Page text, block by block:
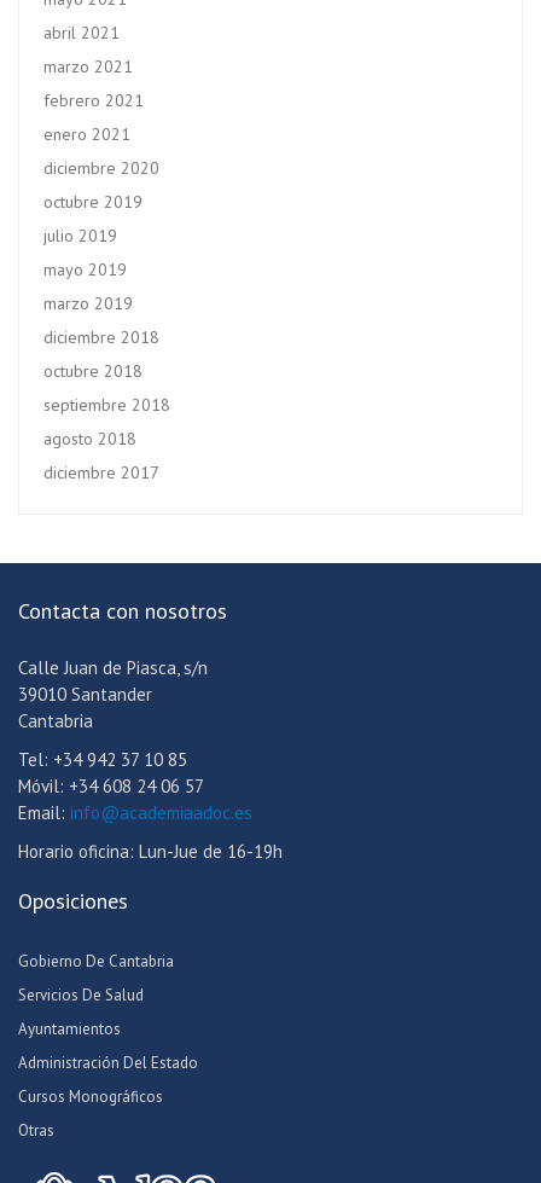
abril 2021
marzo 2021
febrero 2021
enero 2021
diciembre 2020
octubre 2019
julio 2019
mayo 2019
marzo 2019
diciembre 2018
octubre 2018
septiembre 2018
agosto 2018
diciembre 2017
Contacta con nosotros
Calle Juan de Piasca, s/n
39010 Santander
Cantabria
Tel: +34 942 37 10 85
Móvil: +34 608 24 06 57
Email: info@academiaadoc.es
Horario oficina: Lun-Jue de 16-19h
Oposiciones
Gobierno De Cantabria
Servicios De Salud
Ayuntamientos
Administración Del Estado
Cursos Monográficos
Otras